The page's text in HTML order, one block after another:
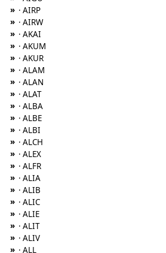
» · AIRP
» · AIRW
» · AKAI
» · AKUM
» · AKUR
» · ALAM
» · ALAN
» · ALAT
» · ALBA
» · ALBE
» · ALBI
» · ALCH
» · ALEX
» · ALFR
» · ALIA
» · ALIB
» · ALIC
» · ALIE
» · ALIT
» · ALIV
» · ALL